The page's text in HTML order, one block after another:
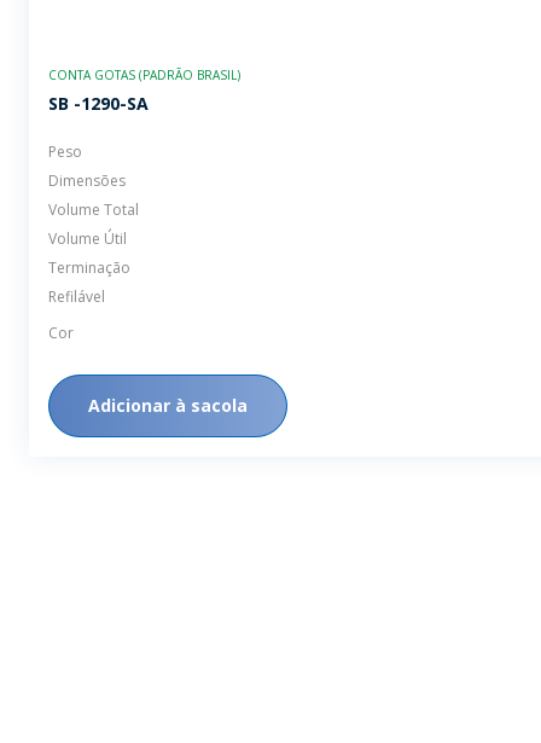
CONTA GOTAS (PADRÃO BRASIL)
SB -1290-SA
Peso
Dimensões
Volume Total
Volume Útil
Terminação
Refilável
Cor
Adicionar à sacola